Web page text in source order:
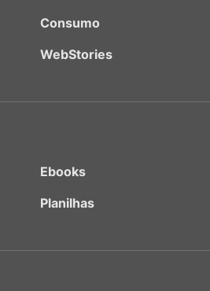
Consumo
WebStories
Ebooks
Planilhas